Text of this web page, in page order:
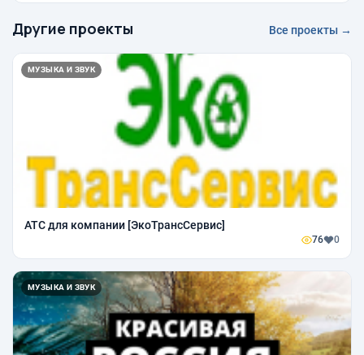
Другие проекты Все проекты →
МУЗЫКА И ЗВУК
АТС для компании [ЭкоТрансСервис]
76 0
МУЗЫКА И ЗВУК